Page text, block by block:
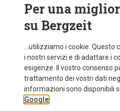
Risparmi 22%
Per una
su Bergzeit
...utilizziamo i cookie.
i nostri servizi e di adattare i
esigenze. Il vostro consenso
trattamento dei vostri dati
informazioni sono disponibili
Google